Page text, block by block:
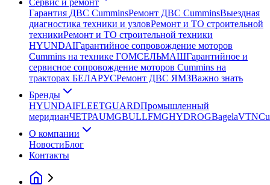
Сервис и ремонт
Гарантия ДВС CumminsРемонт ДВС CumminsВыездная
диагностика техники и узловРемонт и ТО строительной
техникиРемонт и ТО строительной техники
HYUNDAIГарантийное сопровождение моторов
Cummins на технике ГОМСЕЛЬМАШГарантийное и
сервисное сопровождение моторов Cummins на
тракторах БЕЛАРУСРемонт ДВС ЯМЗВажно знать
Бренды
HYUNDAIFLEETGUARDПромышленный
меридианЧЕТРАUMGBULLFMGHYDROGBagelaVTN
О компании
НовостиБлог
Контакты